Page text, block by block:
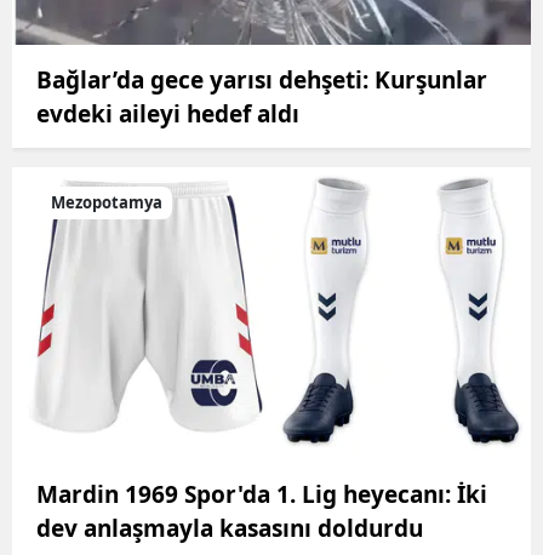
Bağlar’da gece yarısı dehşeti: Kurşunlar
evdeki aileyi hedef aldı
Mezopotamya
Mardin 1969 Spor'da 1. Lig heyecanı: İki
dev anlaşmayla kasasını doldurdu